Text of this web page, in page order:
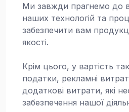
Ми завжди прагнемо до
наших технологій та
забезпечити вам
якості.
Крім цього, у вартість
податки, рекламні
додаткові витрати, які
забезпечення нашої